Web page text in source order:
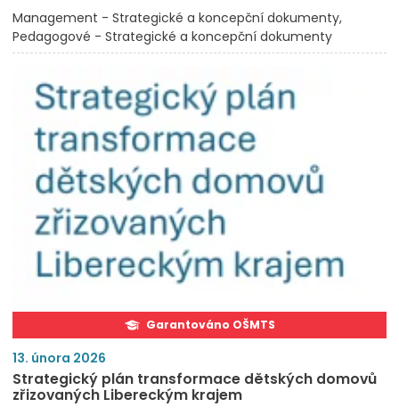
Management - Strategické a koncepční dokumenty
Pedagogové - Strategické a koncepční dokumenty
Garantováno OŠMTS
13. února 2026
Strategický plán transformace dětských domovů
zřizovaných Libereckým krajem